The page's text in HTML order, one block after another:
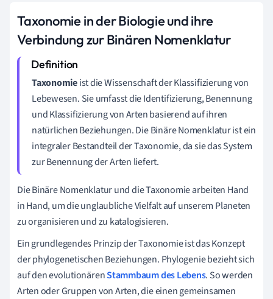
Taxonomie in der Biologie und ihre
Verbindung zur Binären Nomenklatur
Taxonomieist die Wissenschaft der Klassifizierung von
Lebewesen. Sie umfasst die Identifizierung, Benennung
und Klassifizierung von Arten basierend auf ihren
natürlichen Beziehungen. Die Binäre Nomenklatur ist ein
integraler Bestandteil der Taxonomie, da sie das System
zur Benennung der Arten liefert.
Die Binäre Nomenklatur und die Taxonomie arbeiten Hand
in Hand, um die unglaubliche Vielfalt auf unserem Planeten
zu organisieren und zu katalogisieren.
Ein grundlegendes Prinzip der Taxonomie ist das Konzept
der phylogenetischen Beziehungen. Phylogenie bezieht sich
auf den evolutionärenStammbaum des Lebens. So werden
Arten oder Gruppen von Arten, die einen gemeinsamen